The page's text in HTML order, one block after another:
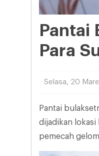
Pantai
Para
Selasa, 20
Pantai
dijadikan lokasi
pemecah